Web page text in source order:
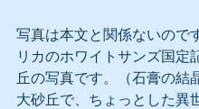
写真は本文と関係ないので
リカのホワイトサンズ国定
丘の写真です。（石膏の結
大砂丘で、ちょっとした異